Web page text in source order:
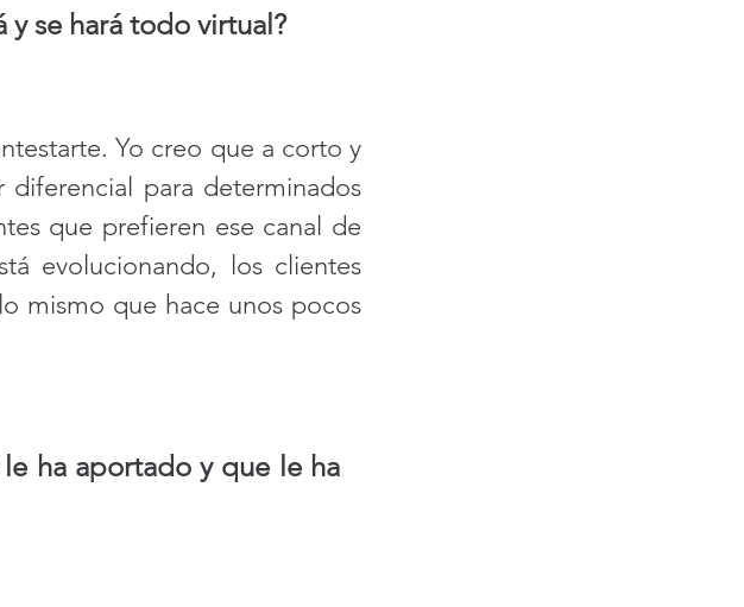
y se hará todo virtual?
Yo creo que a corto y
para determinados
que prefieren ese canal de
evolucionando, los clientes
mismo que hace unos pocos
ha aportado y que le ha